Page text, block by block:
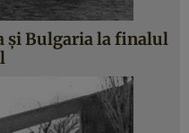
și Bulgaria la finalul